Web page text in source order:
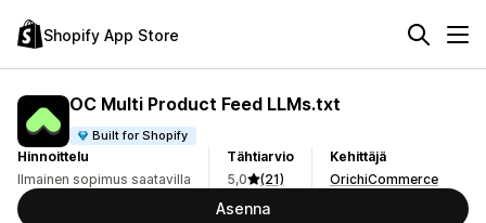
Shopify App Store
OC Multi Product Feed LLMs.txt
Built for Shopify
Hinnoittelu
Ilmainen sopimus saatavilla
Tähtiarvio
5,0
(21)
Kehittäjä
OrichiCommerce
Asenna